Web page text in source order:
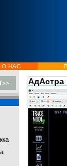
О НАС
АдАстра